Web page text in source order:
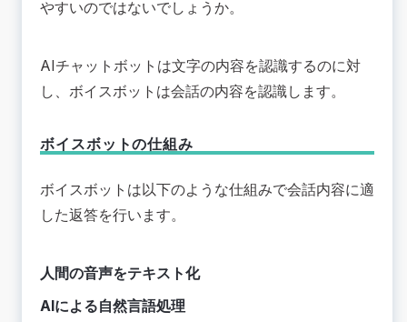
やすいのではないでしょうか。
AIチャットボットは文字の内容を認識するのに対
し、ボイスボットは会話の内容を認識します。
ボイスボットの仕組み
ボイスボットは以下のような仕組みで会話内容に適
した返答を行います。
人間の音声をテキスト化
AIによる自然言語処理